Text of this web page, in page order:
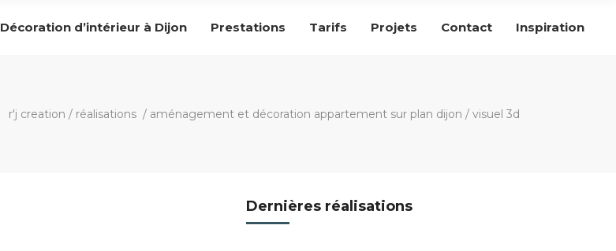
Décoration d’intérieur à Dijon Prestations Tarifs Projets Contact Inspiration
r'j creation / réalisations / aménagement et décoration appartement sur plan dijon / visuel 3d
Dernières réalisations